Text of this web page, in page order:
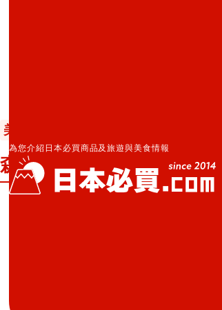
為您介紹日本必買商品及旅遊與美食情報
森永
美食
森永 SOIFUWA 奶油起司
森永 そいふわ クリー
森永 SOIFUWA 奶油